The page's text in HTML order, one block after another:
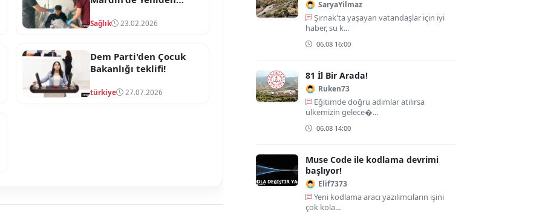
Sağlık 23.02.2026
Dem Parti'den Çocuk
Bakanlığı teklifi!
türkiye 27.07.2026
SaryaYilmaz
Şırnak'ta yaşayan vatandaşlar için iyi
haber, su k...
06.08 16:00
81 İl Bir Arada!
Ruken73
Eğitimde doğru adımlar atılırsa
ülkemizin gelece�...
06.08 14:00
Muse Code ile kodlama devrimi
başlıyor!
Elif7373
Yeni kodlama aracı yazılımcıların işini
çok kola...